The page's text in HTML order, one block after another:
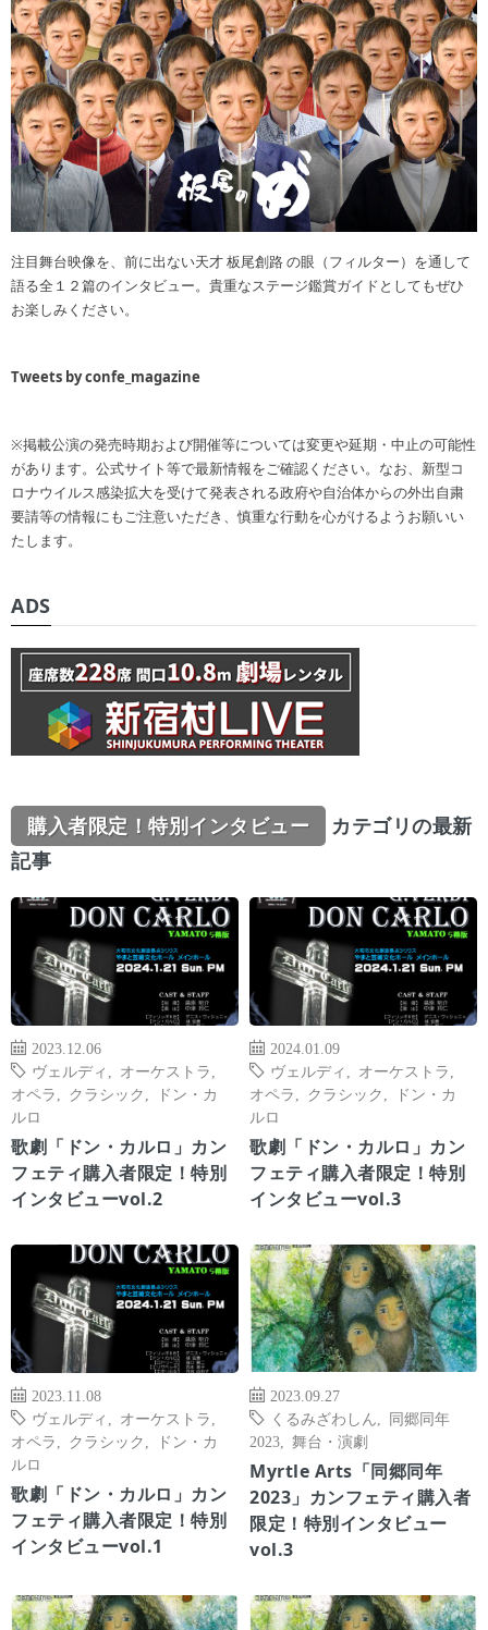
注目舞台映像を、前に出ない天才 板尾創路 の眼（フィルター）を通して
語る全１２篇のインタビュー。貴重なステージ鑑賞ガイドとしてもぜひ
お楽しみください。
Tweets by confe_magazine
※掲載公演の発売時期および開催等については変更や延期・中止の可能性
があります。公式サイト等で最新情報をご確認ください。なお、新型コ
ロナウイルス感染拡大を受けて発表される政府や自治体からの外出自粛
要請等の情報にもご注意いただき、慎重な行動を心がけるようお願いい
たします。
ADS
購入者限定！特別インタビュー
カテゴリの最新
記事
2023.12.06
ヴェルディ
オーケストラ
オペラ
クラシック
ドン・カ
ルロ
歌劇「ドン・カルロ」カン
フェティ購入者限定！特別
インタビューvol.2
2024.01.09
ヴェルディ
オーケストラ
オペラ
クラシック
ドン・カ
ルロ
歌劇「ドン・カルロ」カン
フェティ購入者限定！特別
インタビューvol.3
2023.11.08
ヴェルディ
オーケストラ
オペラ
クラシック
ドン・カ
ルロ
歌劇「ドン・カルロ」カン
フェティ購入者限定！特別
インタビューvol.1
2023.09.27
くるみざわしん
同郷同年
2023
舞台・演劇
Myrtle Arts「同郷同年
2023」カンフェティ購入者
限定！特別インタビュー
vol.3